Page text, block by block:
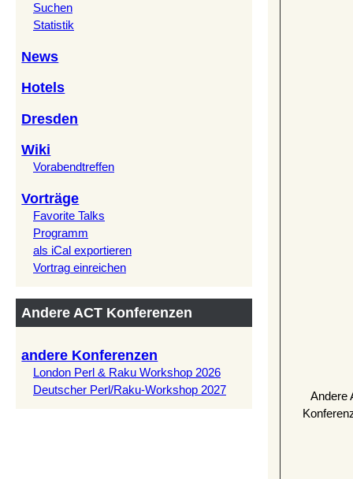
Suchen
Statistik
News
Hotels
Dresden
Wiki
Vorabendtreffen
Vorträge
Favorite Talks
Programm
als iCal exportieren
Vortrag einreichen
Andere ACT Konferenzen
andere Konferenzen
London Perl & Raku Workshop 2026
Deutscher Perl/Raku-Workshop 2027
Andere